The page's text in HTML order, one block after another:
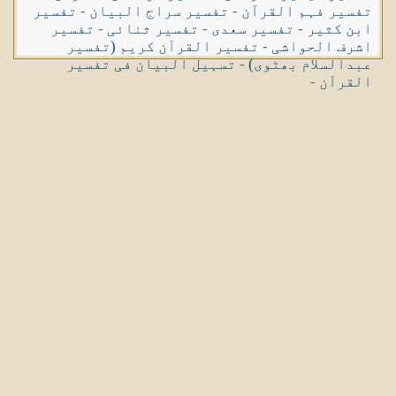
تفسیر فہم القرآن - تفسیر سراج البیان - تفسیر
ابن کثیر - تفسیر سعدی - تفسیر ثنائی - تفسیر
اشرف الحواشی - تفسیر القرآن کریم (تفسیر
عبدالسلام بھٹوی)-تسہیل البیان فی تفسیر
القرآن -